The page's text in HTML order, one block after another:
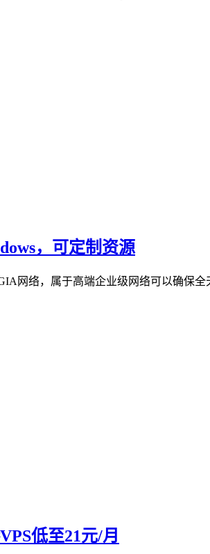
，可定制资源
网络，属于高端企业级网络可以确保
低至21元/月